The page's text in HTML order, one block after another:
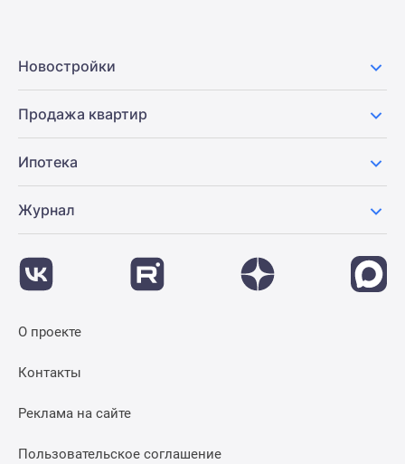
Новостройки
Продажа квартир
Ипотека
Журнал
О проекте
Контакты
Реклама на сайте
Пользовательское соглашение